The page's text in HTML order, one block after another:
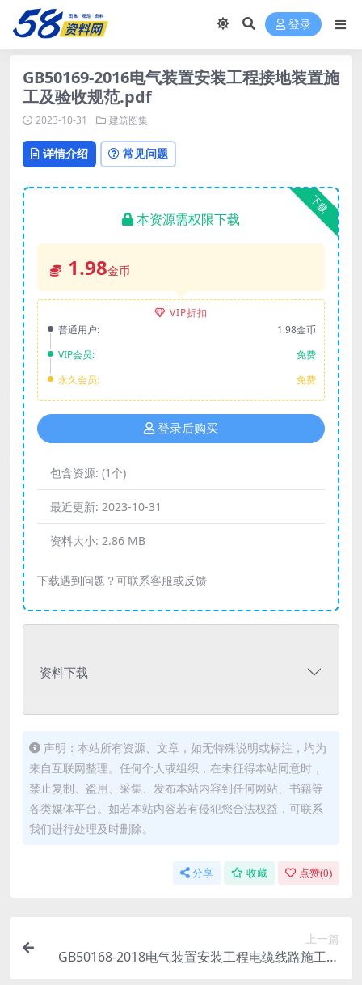
登录
GB50169-2016电气装置安装工程接地装置施
工及验收规范.pdf
2023-10-31 建筑图集
详情介绍 常见问题
下载
本资源需权限下载
1.98金币
VIP折扣
普通用户:
1.98金币
VIP会员:
免费
永久会员:
免费
登录后购买
包含资源: (1个)
最近更新: 2023-10-31
资料大小: 2.86 MB
下载遇到问题？可联系客服或反馈
资料下载
声明：本站所有资源、文章，如无特殊说明或标注，均为
来自互联网整理。任何个人或组织，在未征得本站同意时，
禁止复制、盗用、采集、发布本站内容到任何网站、书籍等
各类媒体平台。如若本站内容若有侵犯您合法权益，可联系
我们进行处理及时删除。
分享 收藏 点赞(0)
上一篇
GB50168-2018电气装置安装工程电缆线路施工及